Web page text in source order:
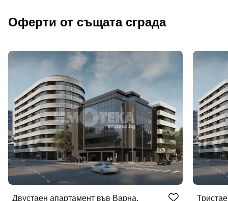
Оферти от същата сграда
Двустаен апартамент във Варна,